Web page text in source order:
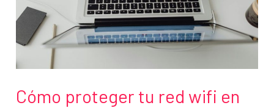
su
durabilidad
y
seguridad?
Cómo proteger tu red wifi en